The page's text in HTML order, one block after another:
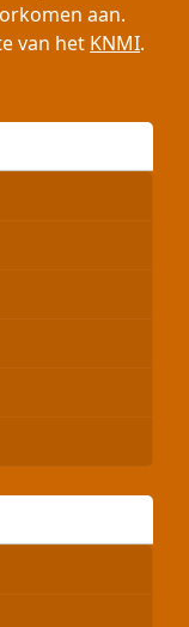
aan.
van het KNMI.